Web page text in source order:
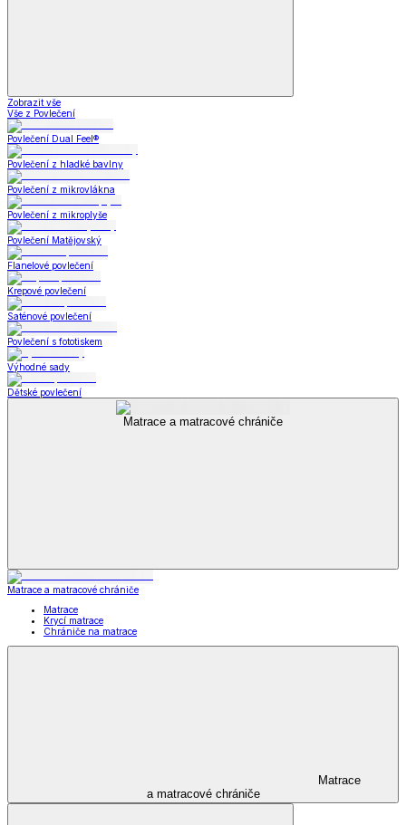
Zobrazit vše
Vše z Povlečení
Povlečení Dual Feel®
Povlečení z hladké bavlny
Povlečení z mikrovlákna
Povlečení z mikroplyše
Povlečení Matějovský
Flanelové povlečení
Krepové povlečení
Saténové povlečení
Povlečení s fototiskem
Výhodné sady
Dětské povlečení
Matrace a matracové chrániče
Matrace a matracové chrániče
Matrace
Krycí matrace
Chrániče na matrace
Matrace
a matracové chrániče